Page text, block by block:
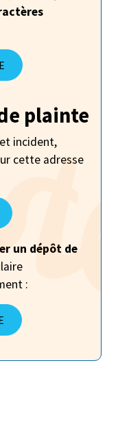
plainte
incident,
cette adresse
un dépôt de
: